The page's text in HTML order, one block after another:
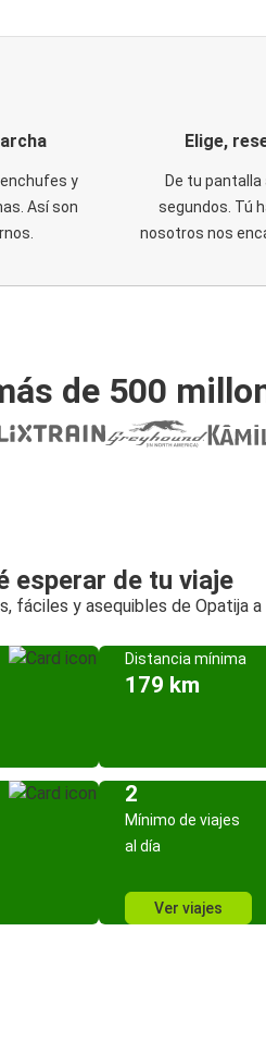
y
Así son
Elige,
De tu
segundos. Tú
nosotros nos
de 500
esperar de tu viaje
fáciles y asequibles de Opatija a
Distancia mínima
179 km
2
Mínimo de viajes
al día
Ver viajes